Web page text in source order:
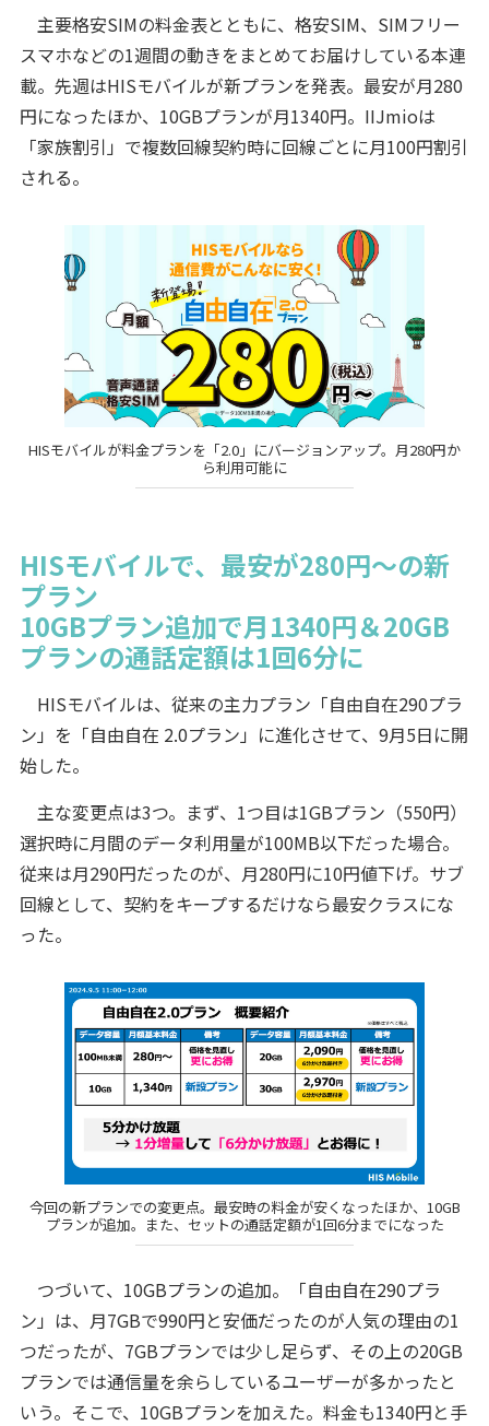
主要格安SIMの料金表とともに、格安SIM、SIMフリー
スマホなどの1週間の動きをまとめてお届けしている本連
載。先週はHISモバイルが新プランを発表。最安が月280
円になったほか、10GBプランが月1340円。IIJmioは
「家族割引」で複数回線契約時に回線ごとに月100円割引
される。
HISモバイルが料金プランを「2.0」にバージョンアップ。月280円か
ら利用可能に
HISモバイルで、最安が280円～の新
プラン
10GBプラン追加で月1340円＆20GB
プランの通話定額は1回6分に
HISモバイルは、従来の主力プラン「自由自在290プラ
ン」を「自由自在 2.0プラン」に進化させて、9月5日に開
始した。
主な変更点は3つ。まず、1つ目は1GBプラン（550円）
選択時に月間のデータ利用量が100MB以下だった場合。
従来は月290円だったのが、月280円に10円値下げ。サブ
回線として、契約をキープするだけなら最安クラスにな
った。
今回の新プランでの変更点。最安時の料金が安くなったほか、10GB
プランが追加。また、セットの通話定額が1回6分までになった
つづいて、10GBプランの追加。「自由自在290プラ
ン」は、月7GBで990円と安価だったのが人気の理由の1
つだったが、7GBプランでは少し足らず、その上の20GB
プランでは通信量を余らしているユーザーが多かったと
いう。そこで、10GBプランを加えた。料金も1340円と手